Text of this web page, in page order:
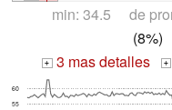
min: 34.5 de
(8%)
+ 3 mas detalles +
55
60